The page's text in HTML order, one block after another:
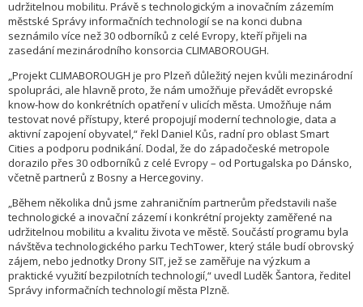
udržitelnou mobilitu. Právě s technologickým a inovačním zázemím
městské Správy informačních technologií se na konci dubna
seznámilo více než 30 odborníků z celé Evropy, kteří přijeli na
zasedání mezinárodního konsorcia CLIMABOROUGH.
„Projekt CLIMABOROUGH je pro Plzeň důležitý nejen kvůli mezinárodní
spolupráci, ale hlavně proto, že nám umožňuje převádět evropské
know-how do konkrétních opatření v ulicích města. Umožňuje nám
testovat nové přístupy, které propojují moderní technologie, data a
aktivní zapojení obyvatel,“ řekl Daniel Kůs, radní pro oblast Smart
Cities a podporu podnikání. Dodal, že do západočeské metropole
dorazilo přes 30 odborníků z celé Evropy – od Portugalska po Dánsko,
včetně partnerů z Bosny a Hercegoviny.
„Během několika dnů jsme zahraničním partnerům představili naše
technologické a inovační zázemí i konkrétní projekty zaměřené na
udržitelnou mobilitu a kvalitu života ve městě. Součástí programu byla
návštěva technologického parku TechTower, který stále budí obrovský
zájem, nebo jednotky Drony SIT, jež se zaměřuje na výzkum a
praktické využití bezpilotních technologií,“ uvedl Luděk Šantora, ředitel
Správy informačních technologií města Plzně.